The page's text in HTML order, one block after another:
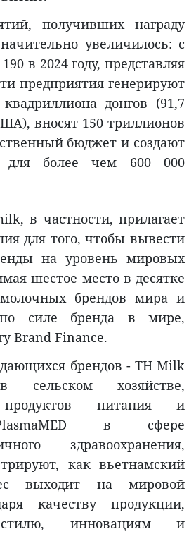
получивших награду
увеличилось: с
в 2024 году, представляя
предприятия генерируют
донгов (91,7
вносят 150 триллионов
бюджет и создают
для более чем 600 000
в частности, прилагает
для того, чтобы вывести
на уровень мировых
шестое место в десятке
брендов мира и
силе бренда в мире,
Brand Finance.
брендов - TH Milk
хозяйстве,
продуктов питания и
в сфере
здравоохранения,
как вьетнамский
выходит на мировой
качеству продукции,
инновациям и